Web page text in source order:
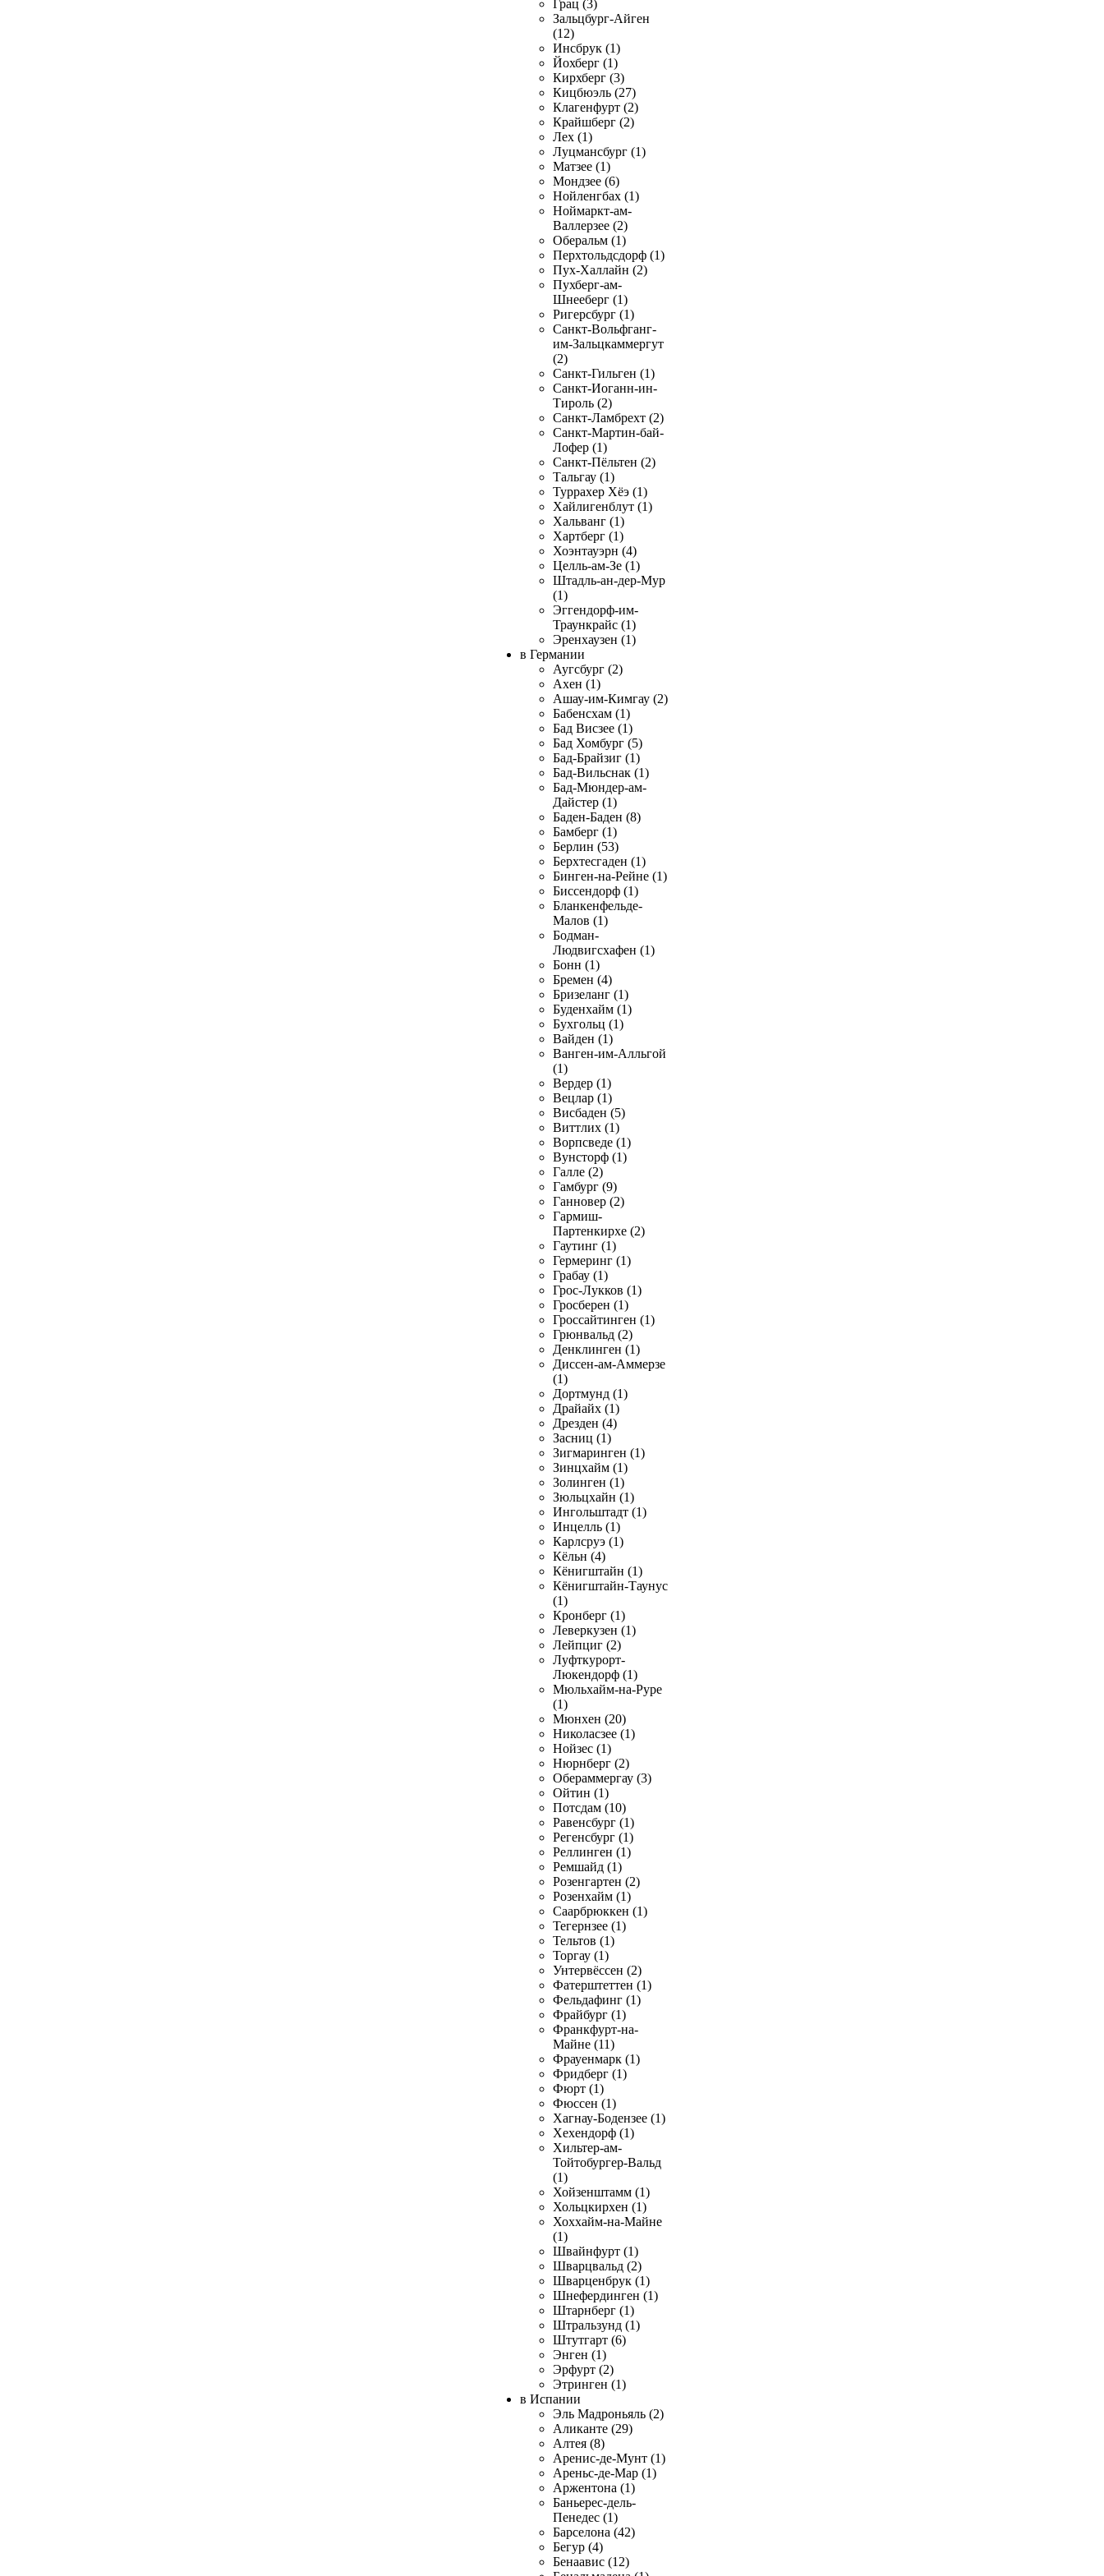
Грац (3)
Зальцбург-Айген
(12)
Инсбрук (1)
Йохберг (1)
Кирхберг (3)
Кицбюэль (27)
Клагенфурт (2)
Крайшберг (2)
Лех (1)
Луцмансбург (1)
Матзее (1)
Мондзее (6)
Нойленгбах (1)
Ноймаркт-ам-
Валлерзее (2)
Оберальм (1)
Перхтольдсдорф (1)
Пух-Халлайн (2)
Пухберг-ам-
Шнееберг (1)
Ригерсбург (1)
Санкт-Вольфганг-
им-Зальцкаммергут
(2)
Санкт-Гильген (1)
Санкт-Иоганн-ин-
Тироль (2)
Санкт-Ламбрехт (2)
Санкт-Мартин-бай-
Лофер (1)
Санкт-Пёльтен (2)
Тальгау (1)
Туррахер Хёэ (1)
Хайлигенблут (1)
Хальванг (1)
Хартберг (1)
Хоэнтауэрн (4)
Целль-ам-Зе (1)
Штадль-ан-дер-Мур
(1)
Эггендорф-им-
Траункрайс (1)
Эренхаузен (1)
в Германии
Аугсбург (2)
Ахен (1)
Ашау-им-Кимгау (2)
Бабенсхам (1)
Бад Висзее (1)
Бад Хомбург (5)
Бад-Брайзиг (1)
Бад-Вильснак (1)
Бад-Мюндер-ам-
Дайстер (1)
Баден-Баден (8)
Бамберг (1)
Берлин (53)
Берхтесгаден (1)
Бинген-на-Рейне (1)
Биссендорф (1)
Бланкенфельде-
Малов (1)
Бодман-
Людвигсхафен (1)
Бонн (1)
Бремен (4)
Бризеланг (1)
Буденхайм (1)
Бухгольц (1)
Вайден (1)
Ванген-им-Алльгой
(1)
Вердер (1)
Вецлар (1)
Висбаден (5)
Виттлих (1)
Ворпсведе (1)
Вунсторф (1)
Галле (2)
Гамбург (9)
Ганновер (2)
Гармиш-
Партенкирхе (2)
Гаутинг (1)
Гермеринг (1)
Грабау (1)
Грос-Лукков (1)
Гросберен (1)
Гроссайтинген (1)
Грюнвальд (2)
Денклинген (1)
Диссен-ам-Аммерзе
(1)
Дортмунд (1)
Драйайх (1)
Дрезден (4)
Засниц (1)
Зигмаринген (1)
Зинцхайм (1)
Золинген (1)
Зюльцхайн (1)
Ингольштадт (1)
Инцелль (1)
Карлсруэ (1)
Кёльн (4)
Кёнигштайн (1)
Кёнигштайн-Таунус
(1)
Кронберг (1)
Леверкузен (1)
Лейпциг (2)
Луфткурорт-
Люкендорф (1)
Мюльхайм-на-Руре
(1)
Мюнхен (20)
Николасзее (1)
Нойзес (1)
Нюрнберг (2)
Обераммергау (3)
Ойтин (1)
Потсдам (10)
Равенсбург (1)
Регенсбург (1)
Реллинген (1)
Ремшайд (1)
Розенгартен (2)
Розенхайм (1)
Саарбрюккен (1)
Тегернзее (1)
Тельтов (1)
Торгау (1)
Унтервёссен (2)
Фатерштеттен (1)
Фельдафинг (1)
Фрайбург (1)
Франкфурт-на-
Майне (11)
Фрауенмарк (1)
Фридберг (1)
Фюрт (1)
Фюссен (1)
Хагнау-Бодензее (1)
Хехендорф (1)
Хильтер-ам-
Тойтобургер-Вальд
(1)
Хойзенштамм (1)
Хольцкирхен (1)
Хоххайм-на-Майне
(1)
Швайнфурт (1)
Шварцвальд (2)
Шварценбрук (1)
Шнефердинген (1)
Штарнберг (1)
Штральзунд (1)
Штутгарт (6)
Энген (1)
Эрфурт (2)
Этринген (1)
в Испании
Эль Мадроньяль (2)
Аликанте (29)
Алтея (8)
Аренис-де-Мунт (1)
Ареньс-де-Мар (1)
Аржентона (1)
Баньерес-дель-
Пенедес (1)
Барселона (42)
Бегур (4)
Бенаавис (12)